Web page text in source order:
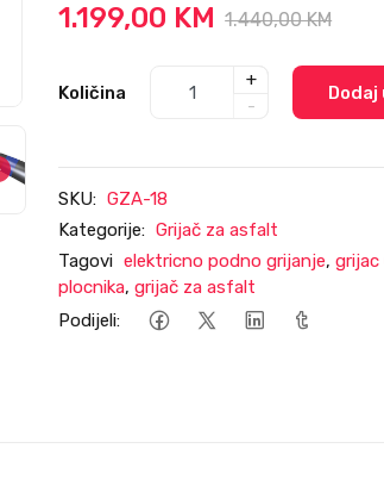
1.199,00 KM 1.440,00 KM
Količina
+
-
Dodaj
SKU: GZA-18
Kategorije: Grijač za asfalt
Tagovi elektricno podno grijanje,grijac
plocnika,grijač za asfalt
Podijeli: